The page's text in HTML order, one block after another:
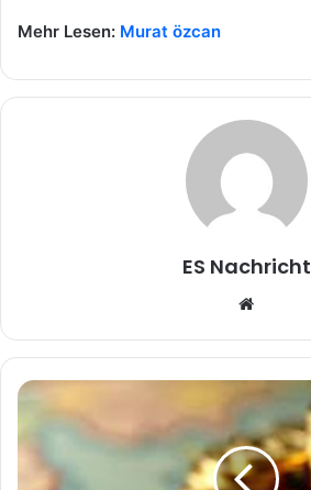
Mehr Lesen: Murat özcan
ES Nachricht
b
s
i
t
e